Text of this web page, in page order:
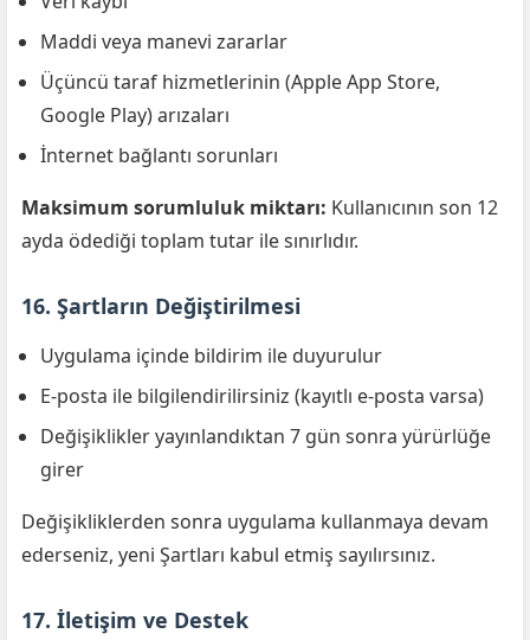
Maddi veya manevi zararlar
Üçüncü taraf hizmetlerinin (Apple App Store,
Google Play) arızaları
İnternet bağlantı sorunları
Maksimum sorumluluk miktarı: Kullanıcının son 12
ayda ödediği toplam tutar ile sınırlıdır.
16. Şartların Değiştirilmesi
Uygulama içinde bildirim ile duyurulur
E-posta ile bilgilendirilirsiniz (kayıtlı e-posta varsa)
Değişiklikler yayınlandıktan 7 gün sonra yürürlüğe
girer
Değişikliklerden sonra uygulama kullanmaya devam
ederseniz, yeni Şartları kabul etmiş sayılırsınız.
17. İletişim ve Destek